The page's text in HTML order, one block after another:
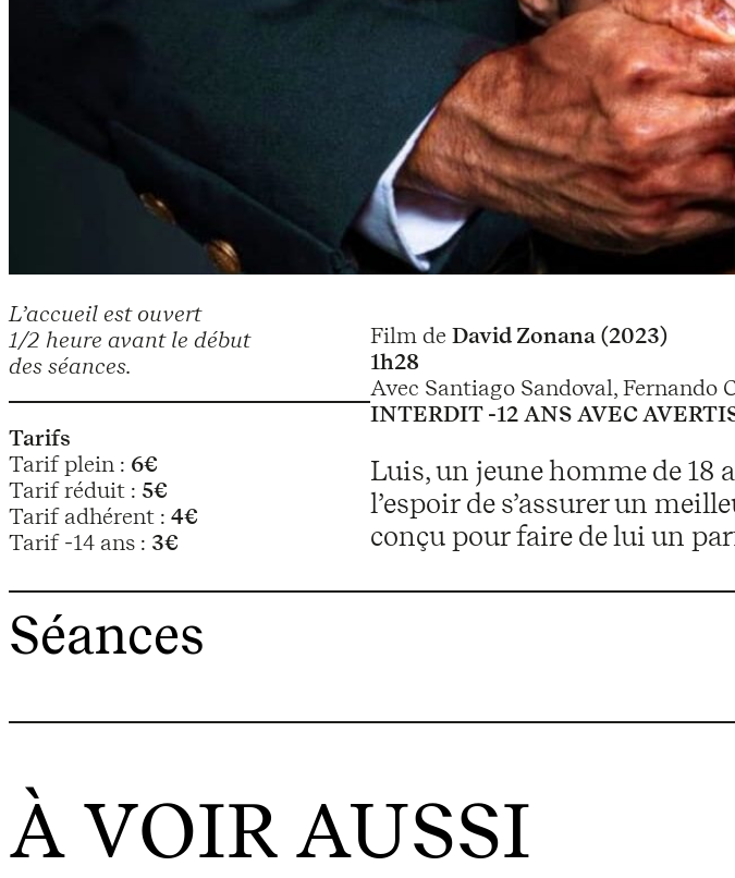
L’accueil est ouvert
1/2 heure avant le début
des séances.
Tarifs
Tarif plein : 6€
Tarif réduit : 5€
Tarif adhérent : 4€
Tarif -14 ans : 3€
Film de David Zonana (2023)
1h28
Avec Santiago Sandoval, Fernando
INTERDIT -12 ANS AVEC
Luis, un jeune homme de 18
l’espoir de s’assurer un
conçu pour faire de lui un
Séances
À VOIR AUSSI